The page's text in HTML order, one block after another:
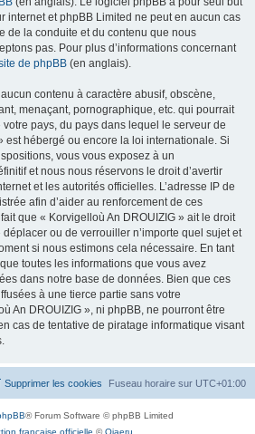
internet et phpBB Limited ne peut en aucun cas
de la conduite et du contenu que nous
pas. Pour plus d’informations concernant
de phpBB (en anglais).
contenu à caractère abusif, obscène,
menaçant, pornographique, etc. qui pourrait
pays, du pays dans lequel le serveur de
est hébergé ou encore la loi internationale. Si
vous vous exposez à un
et nous nous réservons le droit d’avertir
et les autorités officielles. L’adresse IP de
afin d’aider au renforcement de ces
que « Korvigelloù An DROUIZIG » ait le droit
ou de verrouiller n’importe quel sujet et
si nous estimons cela nécessaire. En tant
toutes les informations que vous avez
dans notre base de données. Bien que ces
à une tierce partie sans votre
An DROUIZIG », ni phpBB, ne pourront être
cas de tentative de piratage informatique visant
Fuseau horaire sur UTC+01:00
Supprimer les cookies
® Forum Software © phpBB Limited
française officielle ©Qiaeru